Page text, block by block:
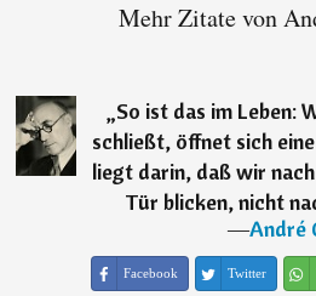
Mehr Zitate von
„So ist das im Leben:
schließt, öffnet sich
liegt darin, daß wir
Tür blicken, nicht
―André
Facebook Twitter